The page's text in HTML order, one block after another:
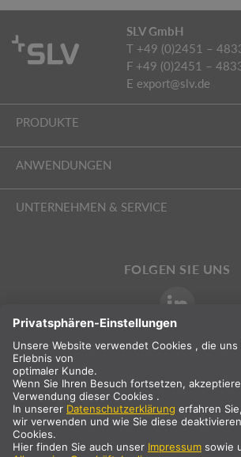
SLV GmbH
T +49 (0)2451 –
F +49 (0)2451 –
E export@slv.de
PRODUKTE
ANWENDUNGEN
UNTERNEHMEN & SERVICE
FOLGEN SIE UNS
DE
Österreich
Landauswahl